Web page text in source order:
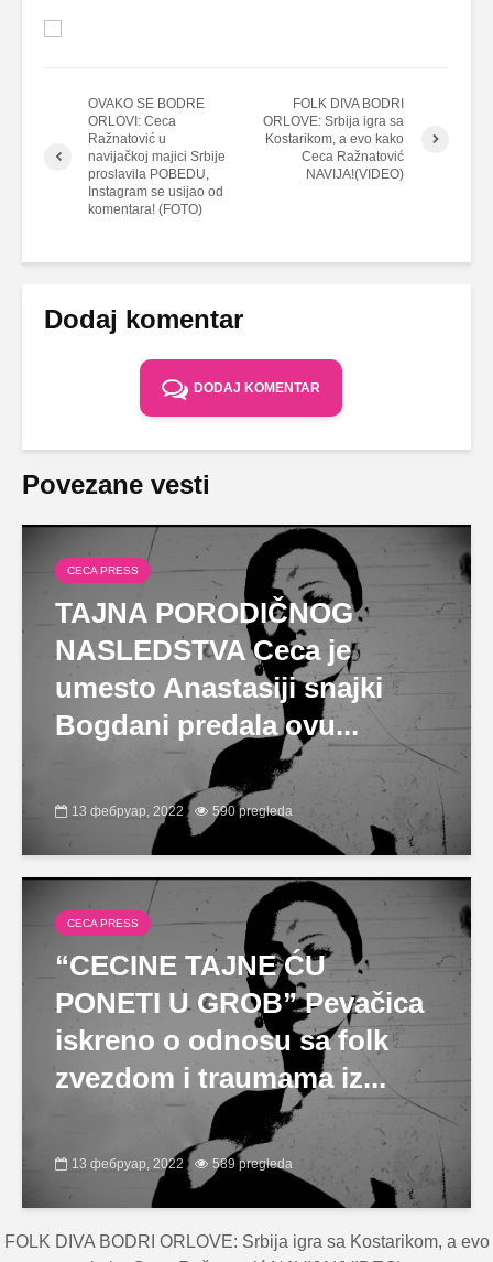
OVAKO SE BODRE
ORLOVI: Ceca
Ražnatović u
navijačkoj majici Srbije
proslavila POBEDU,
Instagram se usijao od
komentara! (FOTO)
FOLK DIVA BODRI
ORLOVE: Srbija igra sa
Kostarikom, a evo kako
Ceca Ražnatović
NAVIJA!(VIDEO)
Dodaj komentar
DODAJ KOMENTAR
Povezane vesti
CECA PRESS
TAJNA PORODIČNOG
NASLEDSTVA Ceca je
umesto Anastasiji snajki
Bogdani predala ovu...
13 фебруар, 2022 590 pregleda
CECA PRESS
“CECINE TAJNE ĆU
PONETI U GROB” Pevačica
iskreno o odnosu sa folk
zvezdom i traumama iz...
13 фебруар, 2022 589 pregleda
FOLK DIVA BODRI ORLOVE: Srbija igra sa Kostarikom, a evo